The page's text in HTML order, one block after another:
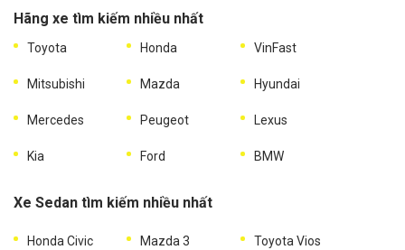
Hãng xe tìm kiếm nhiều nhất
Toyota Honda VinFast
Mitsubishi Mazda Hyundai
Mercedes Peugeot Lexus
Kia Ford BMW
Xe Sedan tìm kiếm nhiều nhất
Honda Civic Mazda 3 Toyota Vios